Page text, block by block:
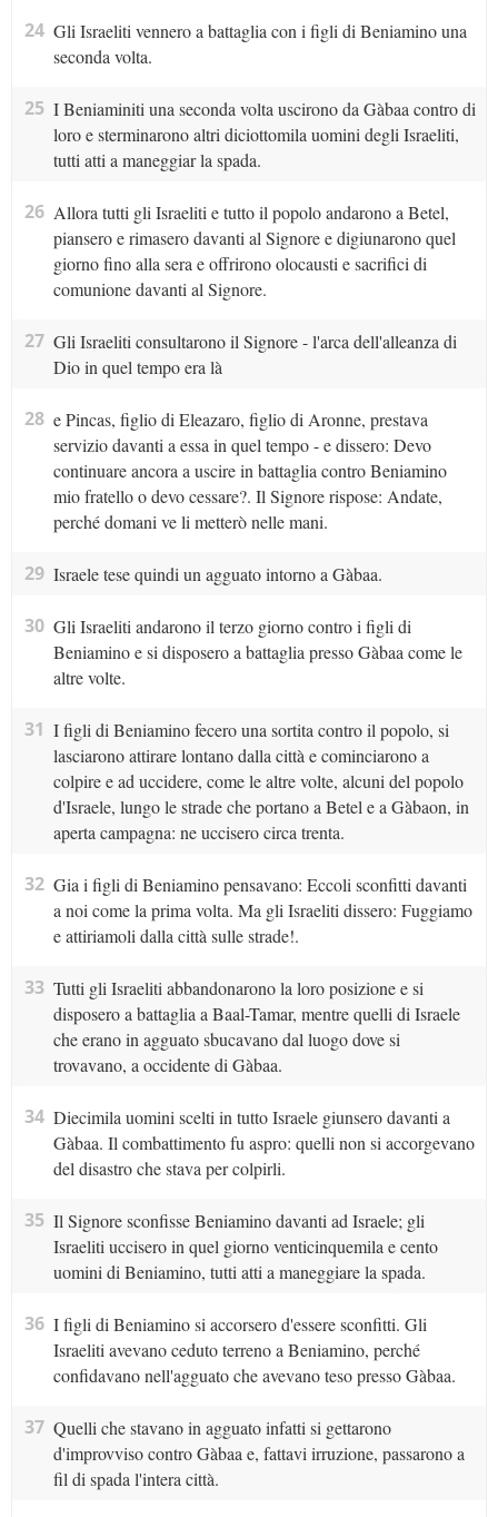
24 Gli Israeliti vennero a battaglia con i figli di Beniamino una
seconda volta.
25 I Beniaminiti una seconda volta uscirono da Gàbaa contro di
loro e sterminarono altri diciottomila uomini degli Israeliti,
tutti atti a maneggiar la spada.
26 Allora tutti gli Israeliti e tutto il popolo andarono a Betel,
piansero e rimasero davanti al Signore e digiunarono quel
giorno fino alla sera e offrirono olocausti e sacrifici di
comunione davanti al Signore.
27 Gli Israeliti consultarono il Signore - l'arca dell'alleanza di
Dio in quel tempo era là
28 e Pincas, figlio di Eleazaro, figlio di Aronne, prestava
servizio davanti a essa in quel tempo - e dissero: Devo
continuare ancora a uscire in battaglia contro Beniamino
mio fratello o devo cessare?. Il Signore rispose: Andate,
perché domani ve li metterò nelle mani.
29 Israele tese quindi un agguato intorno a Gàbaa.
30 Gli Israeliti andarono il terzo giorno contro i figli di
Beniamino e si disposero a battaglia presso Gàbaa come le
altre volte.
31 I figli di Beniamino fecero una sortita contro il popolo, si
lasciarono attirare lontano dalla città e cominciarono a
colpire e ad uccidere, come le altre volte, alcuni del popolo
d'Israele, lungo le strade che portano a Betel e a Gàbaon, in
aperta campagna: ne uccisero circa trenta.
32 Gia i figli di Beniamino pensavano: Eccoli sconfitti davanti
a noi come la prima volta. Ma gli Israeliti dissero: Fuggiamo
e attiriamoli dalla città sulle strade!.
33 Tutti gli Israeliti abbandonarono la loro posizione e si
disposero a battaglia a Baal-Tamar, mentre quelli di Israele
che erano in agguato sbucavano dal luogo dove si
trovavano, a occidente di Gàbaa.
34 Diecimila uomini scelti in tutto Israele giunsero davanti a
Gàbaa. Il combattimento fu aspro: quelli non si accorgevano
del disastro che stava per colpirli.
35 Il Signore sconfisse Beniamino davanti ad Israele; gli
Israeliti uccisero in quel giorno venticinquemila e cento
uomini di Beniamino, tutti atti a maneggiare la spada.
36 I figli di Beniamino si accorsero d'essere sconfitti. Gli
Israeliti avevano ceduto terreno a Beniamino, perché
confidavano nell'agguato che avevano teso presso Gàbaa.
37 Quelli che stavano in agguato infatti si gettarono
d'improvviso contro Gàbaa e, fattavi irruzione, passarono a
fil di spada l'intera città.